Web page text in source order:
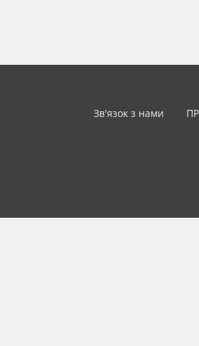
Зв'язок з нами